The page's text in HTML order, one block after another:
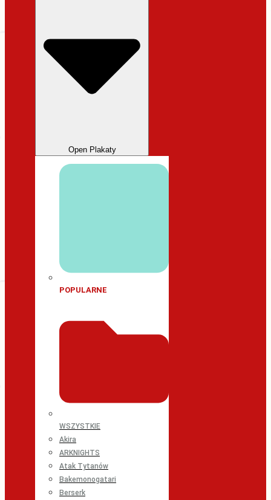
Open Plakaty
POPULARNE
WSZYSTKIE
Akira
ARKNIGHTS
Atak Tytanów
Bakemonogatari
Berserk